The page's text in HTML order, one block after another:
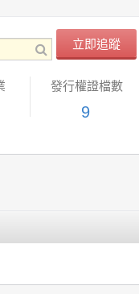
立即追蹤
發行權證檔數
9